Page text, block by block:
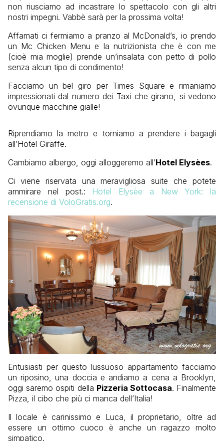
non riusciamo ad incastrare lo spettacolo con gli altri
nostri impegni. Vabbè sarà per la prossima volta!
Affamati ci fermiamo a pranzo al McDonald’s, io prendo
un Mc Chicken Menu e la nutrizionista che è con me
(cioè mia moglie) prende un’insalata con petto di pollo
senza alcun tipo di condimento!
Facciamo un bel giro per Times Square e rimaniamo
impressionati dal numero dei Taxi che girano, si vedono
ovunque macchine gialle!
Riprendiamo la metro e torniamo a prendere i bagagli
all’Hotel Giraffe.
Cambiamo albergo, oggi alloggeremo all’Hotel Elysèes.
Ci viene riservata una meravigliosa suite che potete
ammirare nel post.: Hotel Elysèe a New York: la
recensione di VoloGratis.org.
Entusiasti per questo lussuoso appartamento facciamo
un riposino, una doccia e andiamo a cena a Brooklyn,
oggi saremo ospiti della Pizzeria Sottocasa. Finalmente
Pizza, il cibo che più ci manca dell’Italia!
Il locale è carinissimo e Luca, il proprietario, oltre ad
essere un ottimo cuoco è anche un ragazzo molto
simpatico.